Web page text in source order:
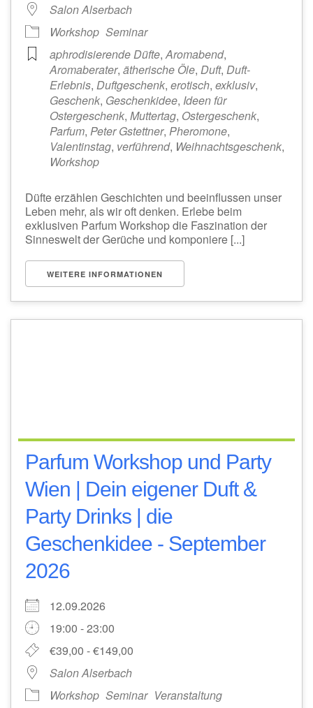
Salon Alserbach
Workshop Seminar
aphrodisierende Düfte,Aromabend,
Aromaberater, ätherische Öle, Duft, Duft-
Erlebnis, Duftgeschenk, erotisch, exklusiv,
Geschenk, Geschenkidee, Ideen für
Ostergeschenk, Muttertag, Ostergeschenk,
Parfum, Peter Gstettner, Pheromone,
Valentinstag, verführend, Weihnachtsgeschenk,
Workshop
Düfte erzählen Geschichten und beeinflussen unser
Leben mehr, als wir oft denken. Erlebe beim
exklusiven Parfum Workshop die Faszination der
Sinneswelt der Gerüche und komponiere [...]
WEITERE INFORMATIONEN
Parfum Workshop und Party
Wien | Dein eigener Duft &
Party Drinks | die
Geschenkidee - September
2026
12.09.2026
19:00 - 23:00
€39,00 - €149,00
Salon Alserbach
Workshop Seminar Veranstaltung